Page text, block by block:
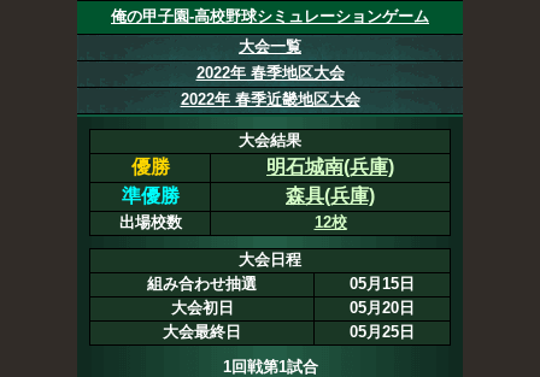
俺の甲子園-高校野球シミュレーションゲーム
大会一覧
2022年 春季地区大会
2022年 春季近畿地区大会
大会結果
優勝
明石城南(兵庫)
準優勝
森具(兵庫)
出場校数 12校
大会日程
組み合わせ抽選
05月15日
大会初日
05月20日
大会最終日
05月25日
1回戦第1試合